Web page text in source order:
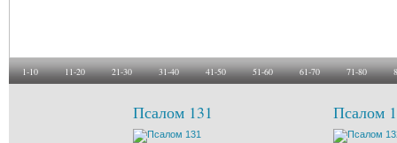
1-10 11-20 21-30 31-40 41-50 51-60 61-70 71-80
Псалом 131 Псалом